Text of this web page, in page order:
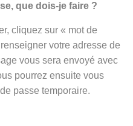
que dois-je faire ?
cliquez sur « mot de
votre adresse de
vous sera envoyé avec
pourrez ensuite vous
passe temporaire.